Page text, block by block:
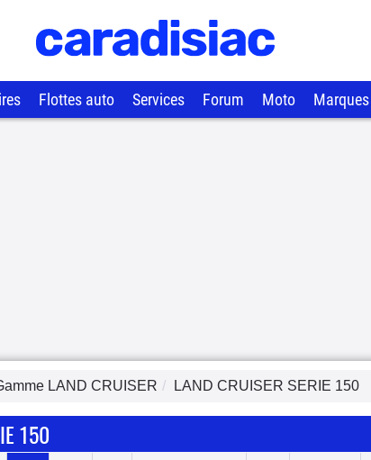
Flottes auto Services Forum Moto Marques
LAND CRUISER LAND CRUISER SERIE 150
150